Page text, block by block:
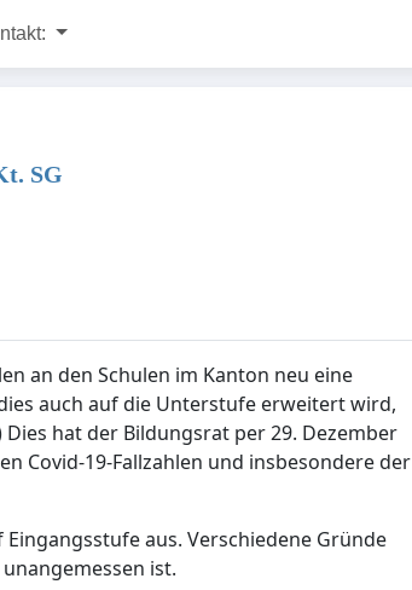
SG
an den Schulen im Kanton neu eine
auch auf die Unterstufe erweitert wird,
hat der Bildungsrat per 29. Dezember
Covid-19-Fallzahlen und insbesondere der
aus. Verschiedene Gründe
ist.